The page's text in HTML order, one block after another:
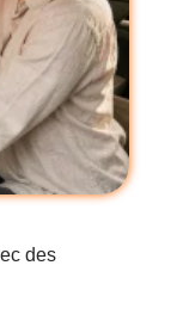
des